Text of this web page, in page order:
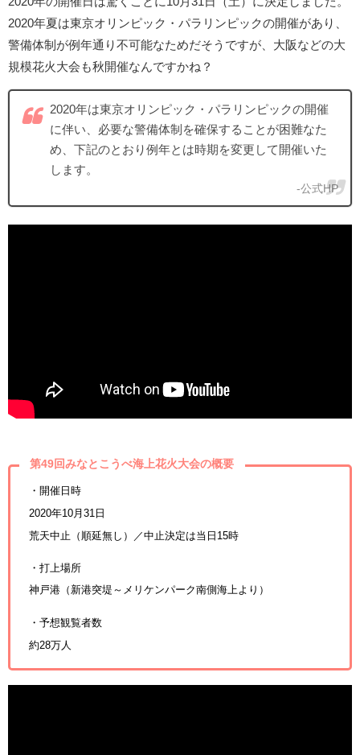
2020年夏は東京オリンピック・パラリンピックの開催があり、
警備体制が例年通り不可能なためだそうですが、大阪などの大
規模花火大会も秋開催なんですかね？
2020年は東京オリンピック・パラリンピックの開催
に伴い、必要な警備体制を確保することが困難なた
め、下記のとおり例年とは時期を変更して開催いた
します。
-公式HP
第49回みなとこうべ海上花火大会の概要
・開催日時
2020年10月31日
荒天中止（順延無し）／中止決定は当日15時
・打上場所
神戸港（新港突堤～メリケンパーク南側海上より）
・予想観覧者数
約28万人